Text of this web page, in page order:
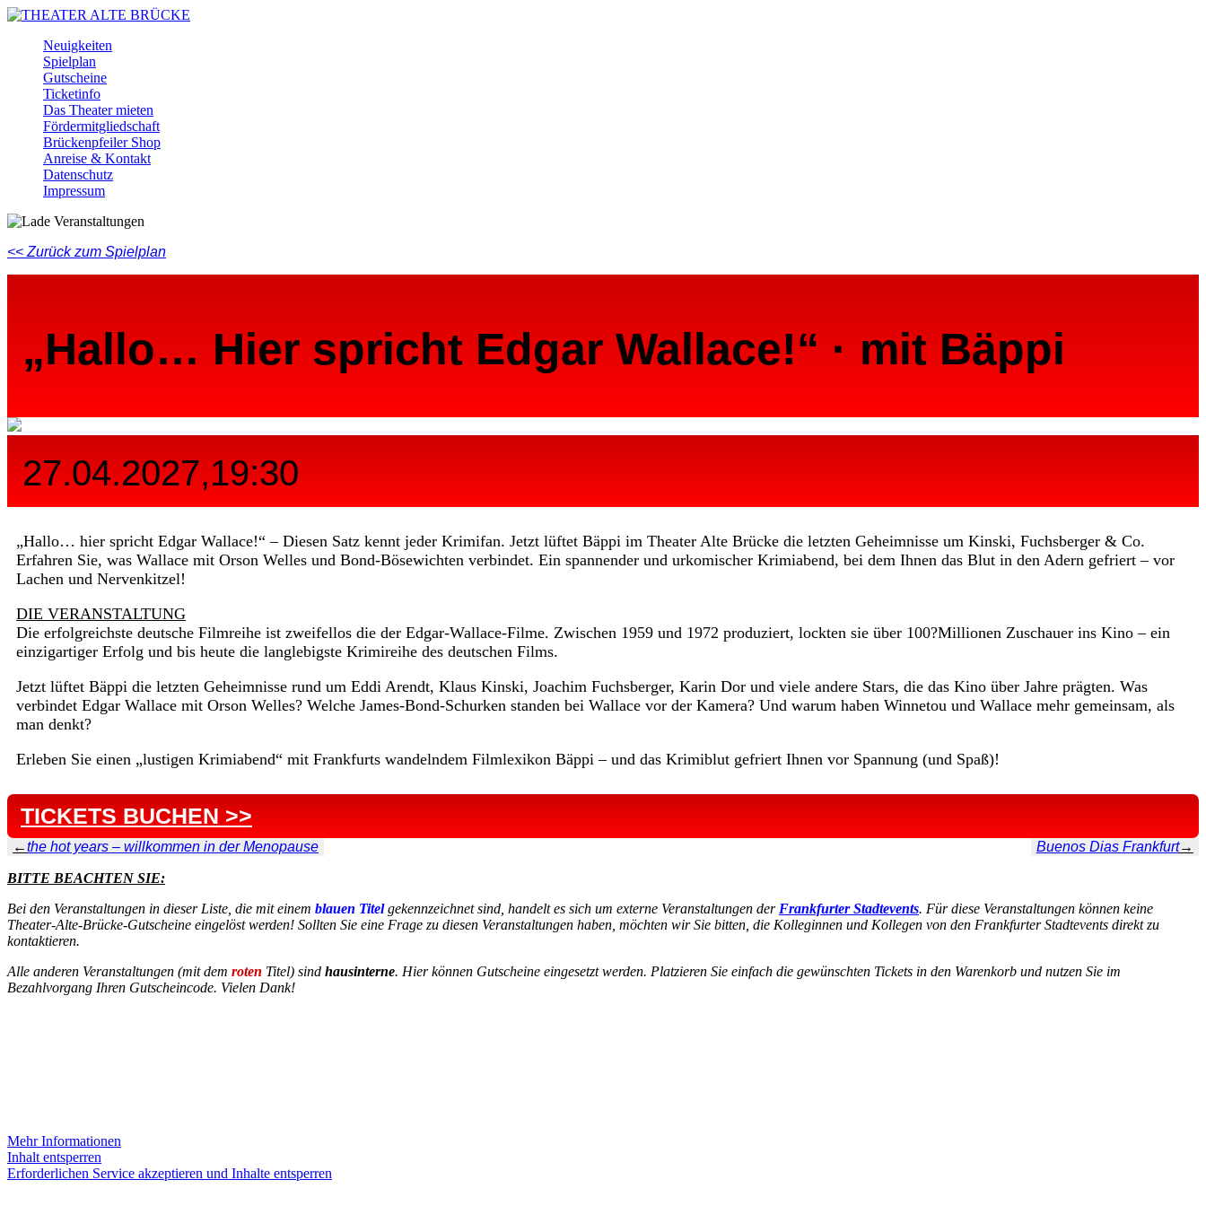
Skip
content
Neuigkeiten
Spielplan
Gutscheine
Ticketinfo
Das Theater mieten
Fördermitgliedschaft
Brückenpfeiler Shop
Anreise & Kontakt
Datenschutz
Impressum
Facebook
Instagram
Youtube
<< Zurück zum Spielplan
„Hallo… Hier spricht Edgar Wallace!“ · mit Bäppi
27.04.2027,19:30
„Hallo… hier spricht Edgar Wallace!“ – Diesen Satz kennt jeder Krimifan. Jetzt lüftet Bäppi im Theater Alte Brücke die letzten Geheimnisse um Kinski, Fuchsberger & Co.
Erfahren Sie, was Wallace mit Orson Welles und Bond-Bösewichten verbindet. Ein spannender und urkomischer Krimiabend, bei dem Ihnen das Blut in den Adern gefriert – vor
Lachen und Nervenkitzel!
DIE VERANSTALTUNG
Die erfolgreichste deutsche Filmreihe ist zweifellos die der Edgar-Wallace-Filme. Zwischen 1959 und 1972 produziert, lockten sie über 100?Millionen Zuschauer ins Kino – ein
einzigartiger Erfolg und bis heute die langlebigste Krimireihe des deutschen Films.
Jetzt lüftet Bäppi die letzten Geheimnisse rund um Eddi Arendt, Klaus Kinski, Joachim Fuchsberger, Karin Dor und viele andere Stars, die das Kino über Jahre prägten. Was
verbindet Edgar Wallace mit Orson Welles? Welche James-Bond-Schurken standen bei Wallace vor der Kamera? Und warum haben Winnetou und Wallace mehr gemeinsam, als
man denkt?
Erleben Sie einen „lustigen Krimiabend“ mit Frankfurts wandelndem Filmlexikon Bäppi – und das Krimiblut gefriert Ihnen vor Spannung (und Spaß)!
TICKETS BUCHEN >>
←the hot years – willkommen in der Menopause Buenos Dias Frankfurt→
BITTE BEACHTEN SIE:
Bei den Veranstaltungen in dieser Liste, die mit einem blauen Titelgekennzeichnet sind, handelt es sich um externe Veranstaltungen der Frankfurter Stadtevents. Für diese Veranstaltungen können keine
Theater-Alte-Brücke-Gutscheine eingelöst werden! Sollten Sie eine Frage zu diesen Veranstaltungen haben, möchten wir Sie bitten, die Kolleginnen und Kollegen von den Frankfurter Stadtevents direkt zu
kontaktieren.
Alle anderen Veranstaltungen (mit dem roten Titel) sind hausinterne. Hier können Gutscheine eingesetzt werden. Platzieren Sie einfach die gewünschten Tickets in den Warenkorb und nutzen Sie im
Bezahlvorgang Ihren Gutscheincode. Vielen Dank!
Mehr Informationen
Inhalt entsperren
Erforderlichen Service akzeptieren und Inhalte entsperren